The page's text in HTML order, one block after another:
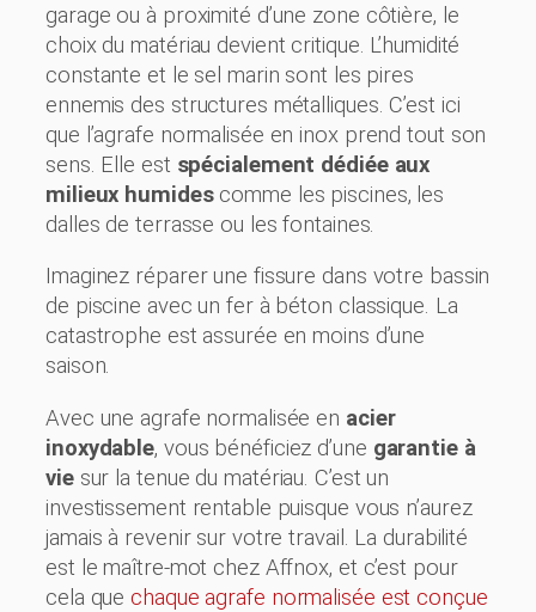
garage ou à proximité d’une zone côtière, le
choix du matériau devient critique. L’humidité
constante et le sel marin sont les pires
ennemis des structures métalliques. C’est ici
que l’agrafe normalisée en inox prend tout son
sens. Elle est spécialement dédiée aux
milieux humidescomme les piscines, les
dalles de terrasse ou les fontaines.
Imaginez réparer une fissure dans votre bassin
de piscine avec un fer à béton classique. La
catastrophe est assurée en moins d’une
saison.
Avec une agrafe normalisée en acier
inoxydable, vous bénéficiez d’une garantie à
viesur la tenue du matériau. C’est un
investissement rentable puisque vous n’aurez
jamais à revenir sur votre travail. La durabilité
est le maître-mot chez Affnox, et c’est pour
cela quechaque agrafe normalisée est conçue